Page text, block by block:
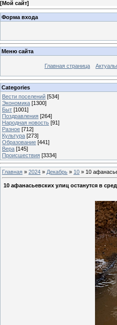
[Мой сайт]
Форма входа
Меню сайта
Главная страница
Categories
Вести поселений [534]
Экономика [1300]
Быт [1001]
Поздравления [264]
Народная новость [91]
Разное [712]
Культура [273]
Образование [441]
Вера [145]
Происшествия [3334]
Главная » 2024 » Декабрь » 10 » 10
10 афанасьевских улиц останутся в